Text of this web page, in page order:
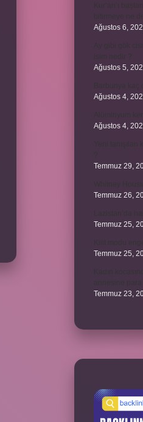
Ağustos 6,
Ağustos 5,
Ağustos 4,
Ağustos 4,
Temmuz 29,
Temmuz 26,
Temmuz 25,
Temmuz 25,
Temmuz 23,